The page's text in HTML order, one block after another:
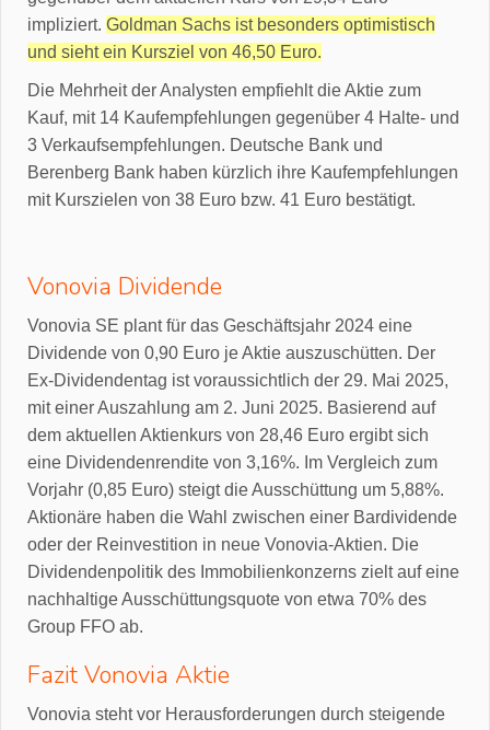
impliziert. Goldman Sachs ist besonders optimistisch
und sieht ein Kursziel von 46,50 Euro.
Die Mehrheit der Analysten empfiehlt die Aktie zum
Kauf, mit 14 Kaufempfehlungen gegenüber 4 Halte- und
3 Verkaufsempfehlungen. Deutsche Bank und
Berenberg Bank haben kürzlich ihre Kaufempfehlungen
mit Kurszielen von 38 Euro bzw. 41 Euro bestätigt.
Vonovia Dividende
Vonovia SE plant für das Geschäftsjahr 2024 eine
Dividende von 0,90 Euro je Aktie auszuschütten. Der
Ex-Dividendentag ist voraussichtlich der 29. Mai 2025,
mit einer Auszahlung am 2. Juni 2025. Basierend auf
dem aktuellen Aktienkurs von 28,46 Euro ergibt sich
eine Dividendenrendite von 3,16%. Im Vergleich zum
Vorjahr (0,85 Euro) steigt die Ausschüttung um 5,88%.
Aktionäre haben die Wahl zwischen einer Bardividende
oder der Reinvestition in neue Vonovia-Aktien. Die
Dividendenpolitik des Immobilienkonzerns zielt auf eine
nachhaltige Ausschüttungsquote von etwa 70% des
Group FFO ab.
Fazit Vonovia Aktie
Vonovia steht vor Herausforderungen durch steigende